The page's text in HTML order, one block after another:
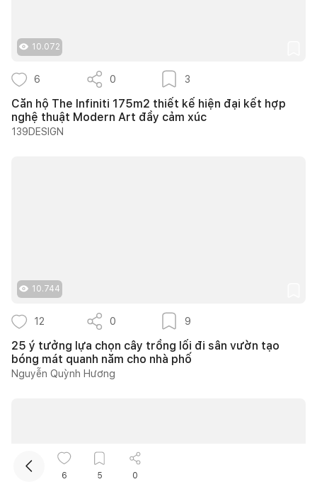
10.072
6 0 3
Căn hộ The Infiniti 175m2 thiết kế hiện đại kết hợp
nghệ thuật Modern Art đầy cảm xúc
139DESIGN
10.744
12 0 9
25 ý tưởng lựa chọn cây trồng lối đi sân vườn tạo
bóng mát quanh năm cho nhà phố
Nguyễn Quỳnh Hương
6 5 0
Kết nối thiết kế, thi công
Mua sắm hoàn thiện nhà